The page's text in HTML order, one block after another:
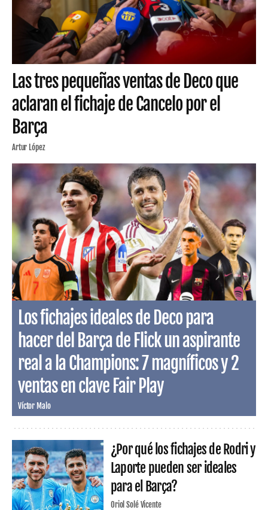
Las tres pequeñas ventas de Deco que
aclaran el fichaje de Cancelo por el
Barça
Artur López
Los fichajes ideales de Deco para
hacer del Barça de Flick un aspirante
real a la Champions: 7 magníficos y 2
ventas en clave Fair Play
Víctor Malo
¿Por qué los fichajes de Rodri y
Laporte pueden ser ideales
para el Barça?
Oriol Solé Vicente